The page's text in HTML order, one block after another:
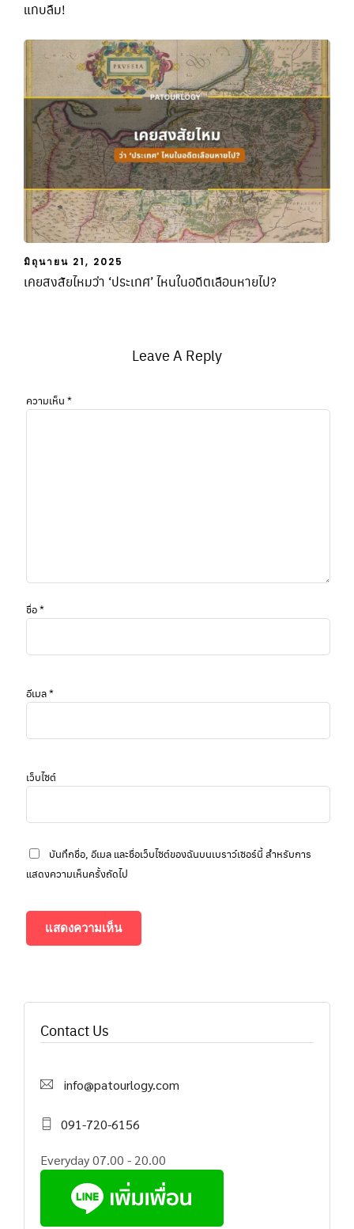
แทบลืม!
มิถุนายน 21, 2025
เคยสงสัยไหมว่า ‘ประเทศ’ ไหนในอดีตเลือนหายไป?
Leave A Reply
ความเห็น *
ชื่อ*
อีเมล*
เว็บไซต์
บันทึกชื่อ, อีเมล และชื่อเว็บไซต์ของฉันบนเบราว์เซอร์นี้ สำหรับการ
แสดงความเห็นครั้งถัดไป
Contact Us
info@patourlogy.com
091-720-6156
Everyday 07.00 - 20.00